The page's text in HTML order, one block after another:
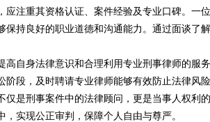
应注重其资格认证、案件经验及专业口碑。一
保持良好的职业道德和沟通能力。通过面谈了
高自身法律意识和合理利用专业刑事律师的服
阶段，及时聘请专业律师能够有效防止法律风
仅是刑事案件中的法律顾问，更是当事人权利
，实现公正审判，保障个人自由与尊严。